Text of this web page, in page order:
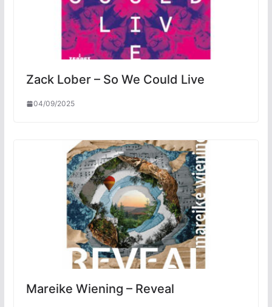
Zack Lober – So We Could Live
04/09/2025
Mareike Wiening – Reveal